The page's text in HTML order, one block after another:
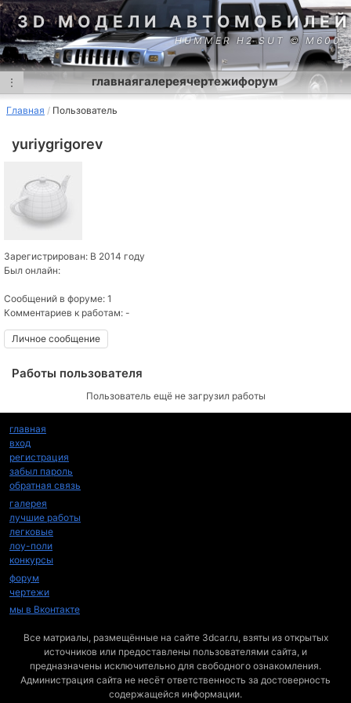
3D МОДЕЛИ АВТОМОБИЛЕЙ
HUMMER H2 SUT © M600
⋮ главнаягалереячертежифорум
Главная Пользователь
yuriygrigorev
Зарегистрирован: В 2014 году
Был онлайн:
Сообщений в форуме: 1
Комментариев к работам: -
Личное сообщение
Работы пользователя
Пользователь ещё не загрузил работы
главная
вход
регистрация
забыл пароль
обратная связь
галерея
лучшие работы
легковые
лоу-поли
конкурсы
форум
чертежи
мы в Вконтакте
Все матриалы, размещённые на сайте 3dcar.ru, взяты из открытых
источников или предоставлены пользователями сайта, и
предназначены исключительно для свободного ознакомления.
Администрация сайта не несёт ответственность за достоверность
содержащейся информации.